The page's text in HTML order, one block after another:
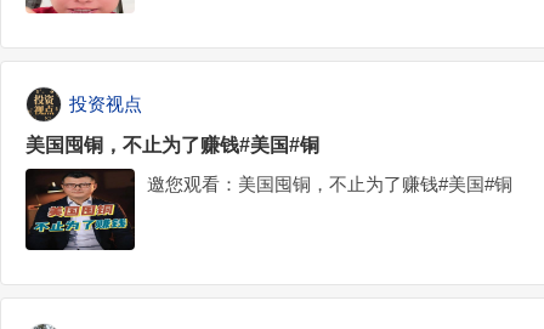
投资视点
美国囤铜，不止为了赚钱#美国#铜
邀您观看：美国囤铜，不止为了赚钱#美国#铜